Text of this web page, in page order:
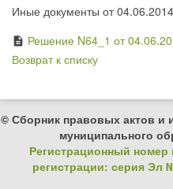
Иные документы от
description Решение N64_1 от
Возврат к списку
© Сборник правовых актов
муниципального
Регистрационный номер
регистрации: серия Эл